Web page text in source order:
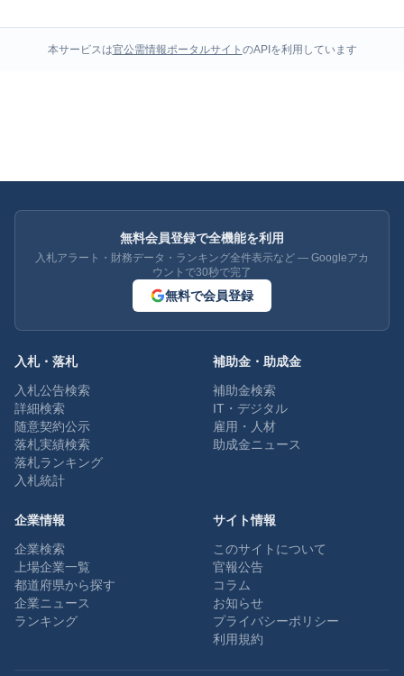
本サービスは官公需情報ポータルサイト のAPIを利用しています
無料会員登録で全機能を利用
入札アラート・財務データ・ランキング全件表示など — Googleアカ
ウントで30秒で完了
無料で会員登録
入札・落札
入札公告検索
詳細検索
随意契約公示
落札実績検索
落札ランキング
入札統計
補助金・助成金
補助金検索
IT・デジタル
雇用・人材
助成金ニュース
企業情報
企業検索
上場企業一覧
都道府県から探す
企業ニュース
ランキング
サイト情報
このサイトについて
官報公告
コラム
お知らせ
プライバシーポリシー
利用規約